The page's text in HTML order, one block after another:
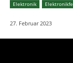
Elektronik
27. Februar 2023